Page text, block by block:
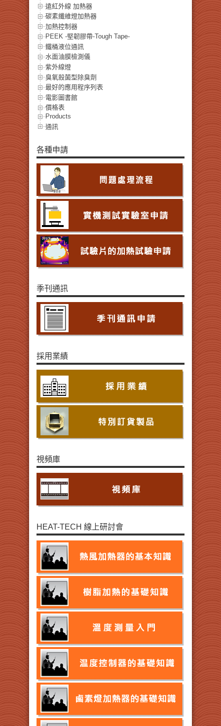
遠紅外線 加熱器
碳素纖維燈加熱器
加熱控制器
PEEK -堅韌膠帶-Tough Tape-
鐵桶液位通訊
水面油膜檢測儀
紫外線燈
臭氧殺菌型除臭劑
最好的應用程序列表
電影圖書館
價格表
Products
通訊
各種申請
季刊通訊
採用業績
視頻庫
HEAT-TECH 線上研討會